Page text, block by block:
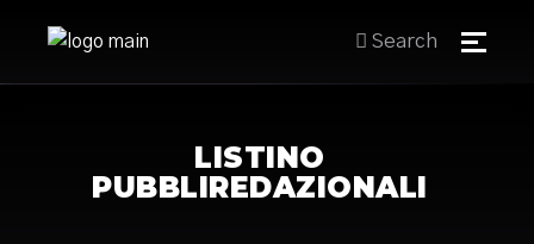
Search
LISTINO
PUBBLIREDAZIONALI